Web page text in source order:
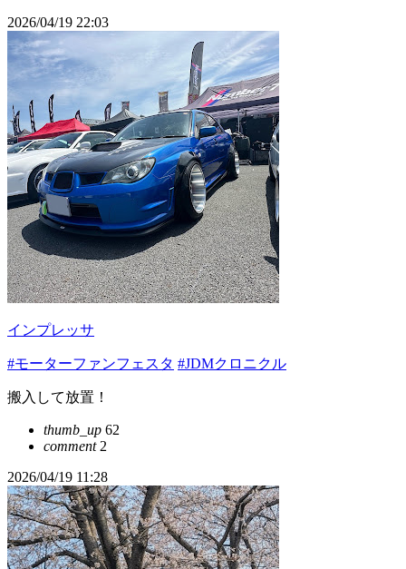
2026/04/19 22:03
インプレッサ
#モーターファンフェスタ #JDMクロニクル
搬入して放置！
thumb_up 62
comment2
2026/04/19 11:28